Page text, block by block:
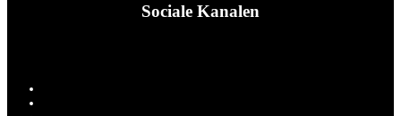
Sociale Kanalen